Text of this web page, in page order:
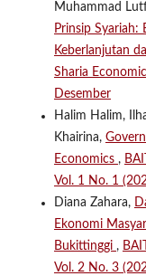
Muhammad
Prinsip Syariah:
Keberlanjutan
Sharia
Desember
Halim Halim,
Khairina,
Economics ,
Vol. 1 No. 1
Diana Zahara,
Ekonomi
Bukittinggi ,
Vol. 2 No. 3